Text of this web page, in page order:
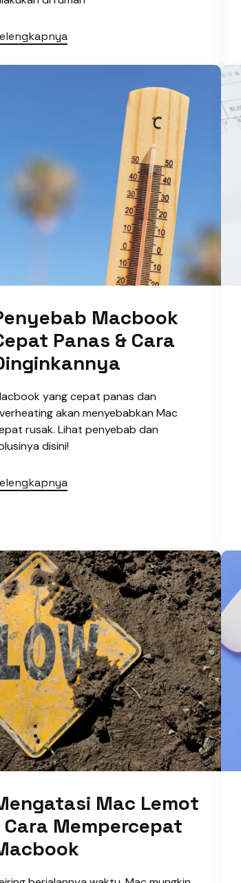
Macbook
Panas & Cara
yang cepat panas dan
akan menyebabkan Mac
rusak. Lihat penyebab dan
disini!
Mac Lemot
Cara Mempercepat